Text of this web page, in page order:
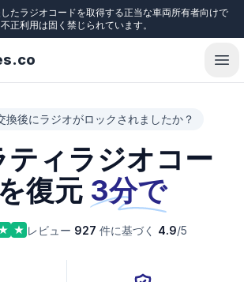
たラジオコードを取得する正当な車両所有者向けで
正利用は固く禁じられています。
換後にラジオがロックされましたか？
ティラジオコー
復元 3分で
レビュー 927 件に基づく 4.9/5